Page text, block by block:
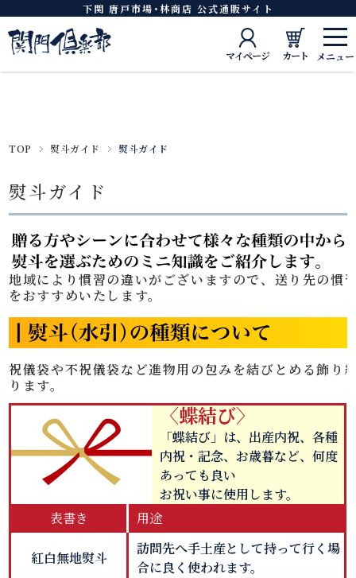
下関 唐戸市場･林商店 公式通販サイト
マイページ カート
TOP 熨斗ガイド 熨斗ガイド
熨斗ガイド
地域により慣習の違いがございますので、送り先の慣
をおすすめいたします。
祝儀袋や不祝儀袋など進物用の包みを結びとめる飾り
ります。
〈蝶結び〉
「蝶結び」は、出産内祝、各種
内祝・記念、お歳暮など、何度
あっても良い
お祝い事に使用します。
表書き
用途
紅白無地熨斗
訪問先へ手土産として持って行く場
合に良く使われます。